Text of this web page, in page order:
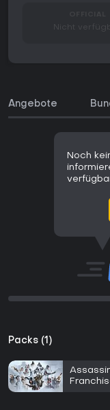
Nicht
Angebote
Noch
Packs (1)